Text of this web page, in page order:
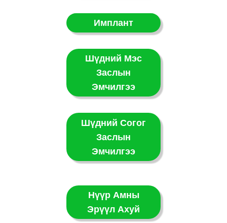
Имплант
Шүдний Мэс
Заслын
Эмчилгээ
Шүдний Согог
Заслын
Эмчилгээ
Нүүр Амны
Эрүүл Ахуй